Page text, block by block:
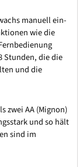
manuell ein-
wie die
Stunden, die die
und die
zwei AA (Mignon)
und so hält
sind im